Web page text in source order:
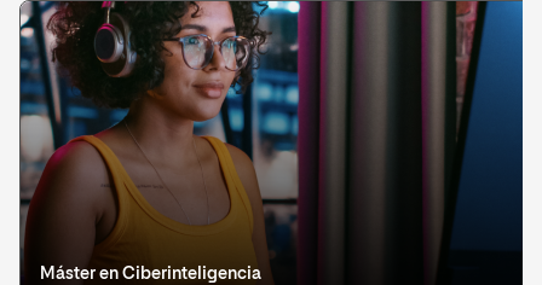
Máster en Ciberinteligencia